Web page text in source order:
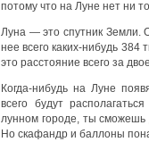
потому что на Луне нет ни
Луна — это спутник Земли.
нее всего каких-нибудь 384
это расстояние всего за
Когда-нибудь на Луне
всего будут
лунном городе, ты
Но ска­фандр и баллоны